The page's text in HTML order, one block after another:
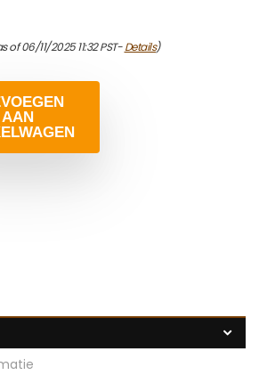
of 06/11/2025 11:32 PST-Details)
AAN